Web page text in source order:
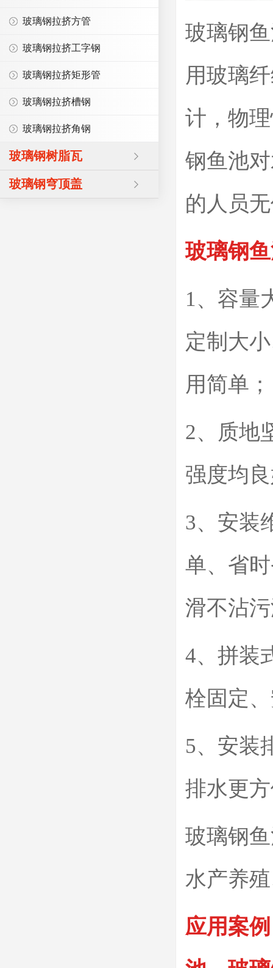
玻璃钢拉挤方管
玻璃钢拉挤工字钢
玻璃钢拉挤矩形管
玻璃钢拉挤槽钢
玻璃钢拉挤角钢
玻璃钢树脂瓦
玻璃钢穹顶盖
玻璃钢
用玻璃
计，物
钢鱼池
的人员
玻璃钢
1、容量
定制大
用简单；
2、质地
强度均
3、安装
单、省
滑不沾
4、拼装
栓固定
5、安装
排水更
玻璃钢
水产养
应用案